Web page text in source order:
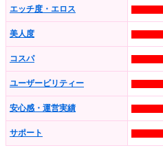
エッチ度・エロス
美人度
コスパ
ユーザービリティー
安心感・運営実績
サポート